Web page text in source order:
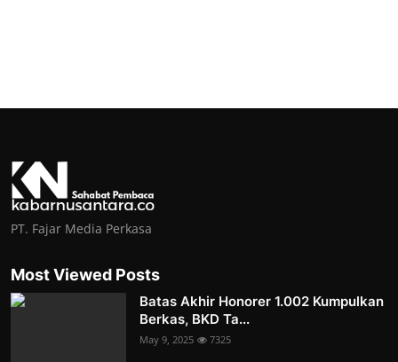
PT. Fajar Media Perkasa
Most Viewed Posts
Batas Akhir Honorer 1.002 Kumpulkan
Berkas, BKD Ta...
May 9, 2025 7325